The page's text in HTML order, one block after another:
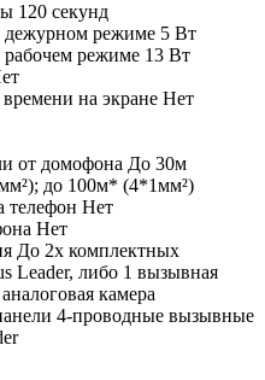
120 секунд
дежурном режиме 5 Вт
режиме 13 Вт
на экране Нет
от домофона До 30м
до 100м* (4*1мм²)
телефон Нет
Нет
До 2х комплектных
Leader, либо 1 вызывная
камера
4-проводные вызывные